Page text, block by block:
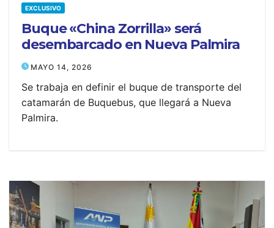
EXCLUSIVO
Buque «China Zorrilla» será
desembarcado en Nueva Palmira
MAYO 14, 2026
Se trabaja en definir el buque de transporte del
catamarán de Buquebus, que llegará a Nueva
Palmira.